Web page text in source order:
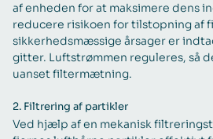
af enheden for at maksimere dens
reducere risikoen for tilstopning af
sikkerhedsmæssige årsager er
gitter. Luftstrømmen reguleres, så
uanset filtermætning.
2. Filtrering af partikler
Ved hjælp af en mekanisk